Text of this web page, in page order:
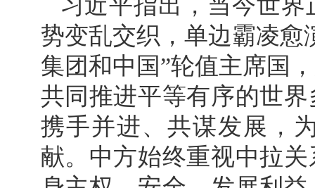
习近平指出，当今世
势变乱交织，单边霸凌愈
集团和中国”轮值主席国
共同推进平等有序的世
携手并进、共谋发展，
献。中方始终重视中拉